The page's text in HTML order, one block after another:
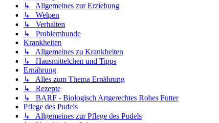
↳ Allgemeines zur Erziehung
↳ Welpen
↳ Verhalten
↳ Problemhunde
Krankheiten
↳ Allgemeines zu Krankheiten
↳ Hausmittelchen und Tipps
Ernährung
↳ Alles zum Thema Ernährung
↳ Rezepte
↳ BARF - Biologisch Artgerechtes Rohes Futter
Pflege des Pudels
↳ Allgemeines zur Pflege des Pudels